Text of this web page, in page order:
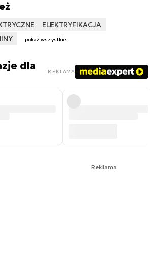
ELEKTRYFIKACJA
pokaż wszystkie
dla
REKLAMA
Reklama